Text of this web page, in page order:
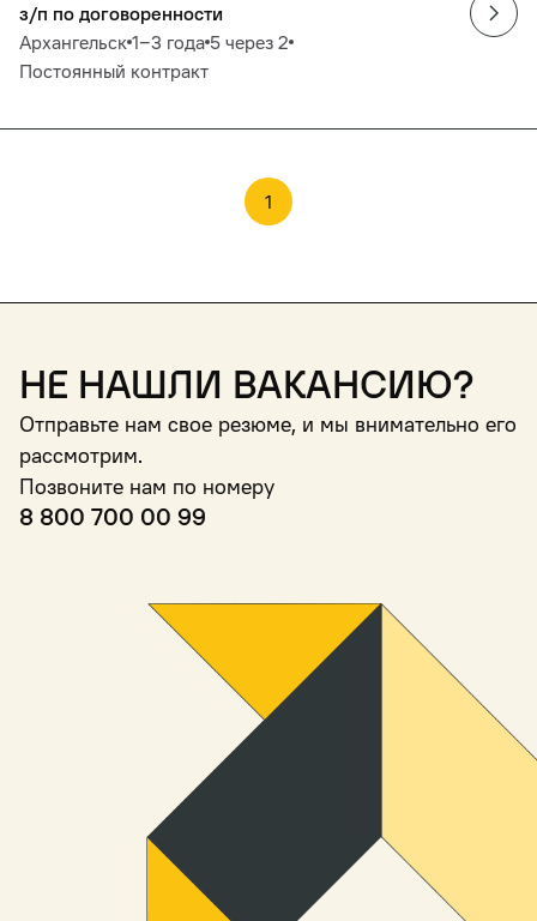
з/п по договоренности
Архангельск 1‒3 года 5 через 2
Постоянный контракт
1
Не нашли вакансию?
Отправьте нам свое резюме, и мы внимательно его
рассмотрим.
Позвоните нам по номеру
8 800 700 00 99